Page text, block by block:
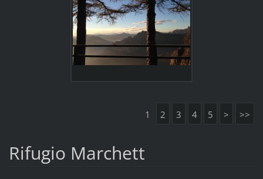
1 2 3 4 5 > >>
Rifugio Marchett